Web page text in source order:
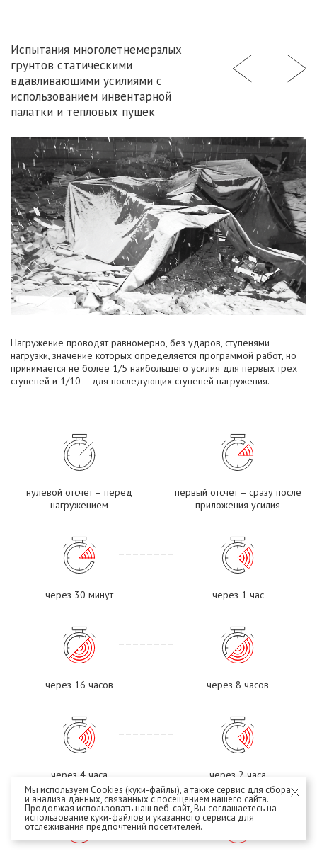
Мы используем Cookies (куки-файлы), а также сервис для сбора
и анализа данных, связанных с посещением нашего сайта.
Продолжая использовать наш веб-сайт, Вы соглашаетесь на
использование куки-файлов и указанного сервиса для
отслеживания предпочтений посетителей.
Испытания многолетнемерзлых
грунтов статическими
вдавливающими усилиями с
использованием инвентарной
палатки и тепловых пушек
Нагружение проводят равномерно, без ударов, ступенями
нагрузки, значение которых определяется программой работ, но
принимается не более 1/5 наибольшего усилия для первых трех
ступеней и 1/10 – для последующих ступеней нагружения.
нулевой отсчет – перед
нагружением
первый отсчет – сразу после
приложения усилия
через 30 минут через 1 час
через 16 часов через 8 часов
через 4 часа через 2 часа